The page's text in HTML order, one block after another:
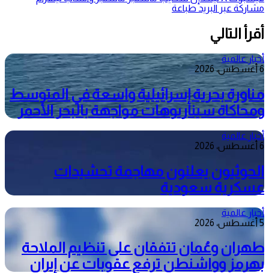
مشاركة عبر البريد طباعة
أقرأ التالي
أخبار عالمية
6 أغسطس، 2026
مناورة بحرية إسرائيلية واسعة في المتوسط
ومحاكاة سيناريوهات مواجهة بالبحر الأحمر
أخبار عالمية
6 أغسطس، 2026
الحوثيون يعلنون مهاجمة تحشيدات
عسكرية سعودية
أخبار عالمية
5 أغسطس، 2026
طهران وعُمان تتفقان على تنظيم الملاحة
بهرمز وواشنطن ترفع عقوبات عن إيران